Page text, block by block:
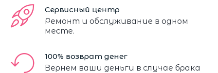
Сервисный центр
Ремонт и обслуживание в одном
месте.
100% возврат денег
Вернем ваши деньги в случае брака